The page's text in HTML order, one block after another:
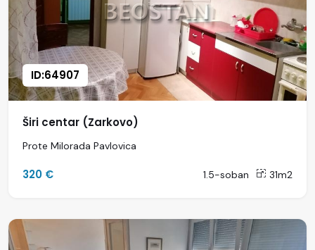
ID:64907
Širi centar (Zarkovo)
Prote Milorada Pavlovica
320 € 1.5-soban 31m2